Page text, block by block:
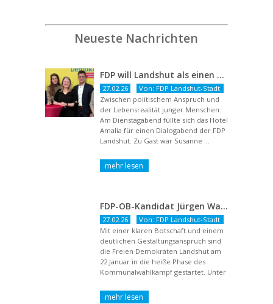
Neueste Nachrichten
FDP will Landshut als einen echten Chancenort gestalten
27.02.26
Von: FDP Landshut-Stadt
Zwischen politischem Anspruch und
der Lebensrealität junger Menschen:
Am Dienstagabend füllte sich das Hotel
Amalia für einen Dialogabend der FDP
Landshut. Zu Gast war Susanne ...
FDP-OB-Kandidat Jürgen Wachter: „Politik auf Pump ist unsozial“
27.02.26
Von: FDP Landshut-Stadt
Mit einer klaren Botschaft und einem
deutlichen Gestaltungsanspruch sind
die Freien Demokraten Landshut am
22.Januar in die heiße Phase des
Kommunalwahlkampf gestartet. Unter